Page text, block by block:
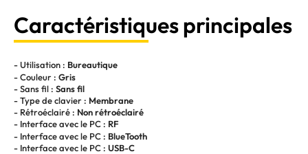
Caractéristiques principales
- Utilisation : Bureautique
- Couleur : Gris
- Sans fil : Sans fil
- Type de clavier : Membrane
- Rétroéclairé : Non rétroéclairé
- Interface avec le PC : RF
- Interface avec le PC : BlueTooth
- Interface avec le PC : USB-C